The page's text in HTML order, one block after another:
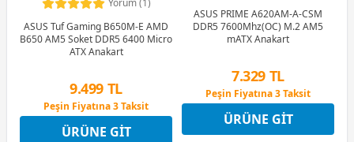
Yorum (1)
ASUS Tuf Gaming B650M-E AMD
B650 AM5 Soket DDR5 6400 Micro
ATX Anakart
9.499 TL
Peşin Fiyatına 3 Taksit
12 Ay x 1.117 TL taksitle
Peşin Fiyatına 3 Taksit
ÜRÜNE GIT
ASUS PRIME A620AM-A-CSM
DDR5 7600Mhz(OC) M.2 AM5
mATX Anakart
7.329 TL
Peşin Fiyatına 3 Taksit
12 Ay x 862 TL taksitle
Peşin Fiyatına 3 Taksit
ÜRÜNE GIT